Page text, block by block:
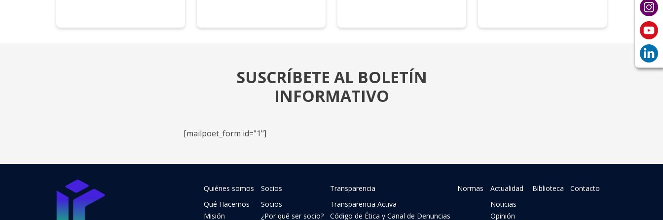
SUSCRÍBETE AL BOLETÍN
INFORMATIVO
[mailpoet_form id="1"]
Quiénes somos
Qué Hacemos
Misión
Socios
Socios
¿Por qué ser socio?
Transparencia
Transparencia Activa
Código de Ética y Canal de Denuncias
Normas
Actualidad
Noticias
Opinión
Biblioteca Contacto